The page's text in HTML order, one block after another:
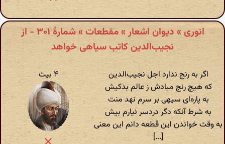
انوری » دیوان اشعار » مقطعات » شمارهٔ ۳۰۱ - از
نجیب‌الدین کاتب سیاهی خواهد
اگر به رنج ندارد اجل نجیب‌الدین
که هیچ رنج مبادش ز عالم بدکیش
به پاره‌ای سیهی بر سرم نهد منت
به شرط آنکه دگر دردسر نیارم بیش
به وقت خواندن این قطعه دانم این معنی
[...]
۴ بیت